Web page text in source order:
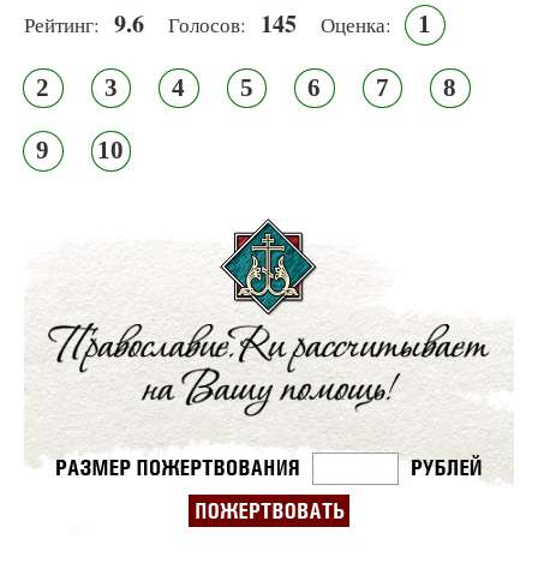
Рейтинг: 9.6 Голосов: 145 Оценка: 1
2 3 4 5 6 7 8
9 10